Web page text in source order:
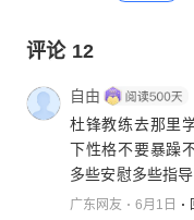
评论 12
自由
杜锋教练去那里
下性格不要暴躁
多些安慰多些指导
广东网友 6月1日